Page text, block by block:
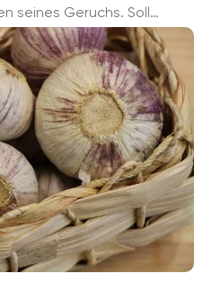
seines Geruchs. Soll
sativum, im Garten ...